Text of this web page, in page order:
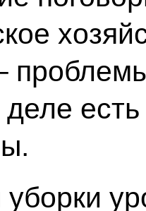
есть
уборки